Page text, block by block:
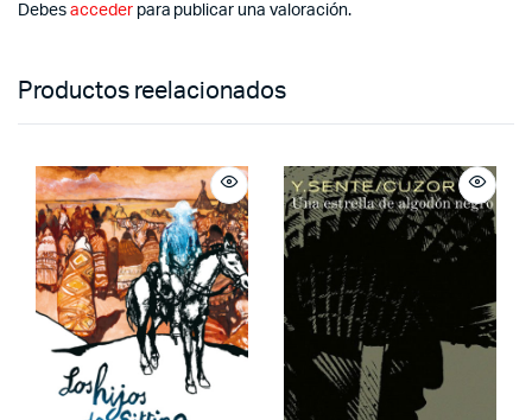
Debes accederpara publicar una valoración.
Productos reelacionados